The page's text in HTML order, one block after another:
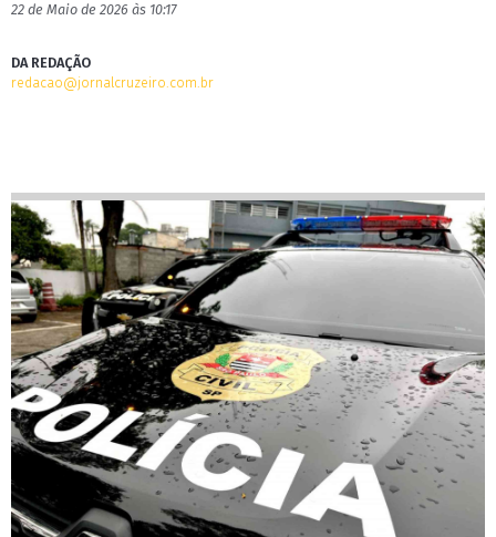
22 de Maio de 2026 às 10:17
DA REDAÇÃO
redacao@jornalcruzeiro.com.br